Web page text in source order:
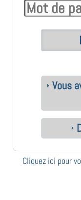
Vous
Cliquez ici pour